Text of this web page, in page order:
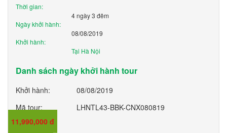
Thời gian:
4 ngày 3 đêm
Ngày khởi hành:
08/08/2019
Khởi hành:
Tại Hà Nội
Danh sách ngày khởi hành tour
Khởi hành:
08/08/2019
Mã tour:
LHNTL43-BBK-CNX080819
Giá:
11,990,000 đ